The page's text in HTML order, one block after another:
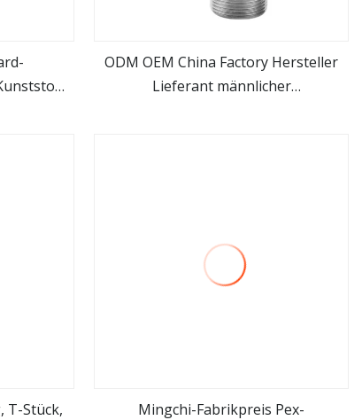
mehr sehen
ODM OEM China Factory Hersteller
Lieferant männlicher
T-Stück,
Mingchi-Fabrikpreis Pex-